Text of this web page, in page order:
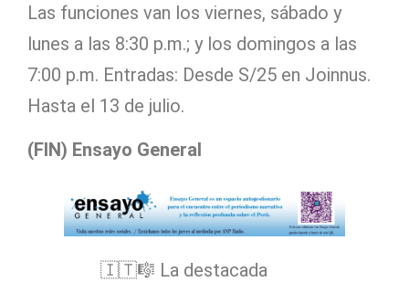
Las funciones van los viernes, sábado y
lunes a las 8:30 p.m.; y los domingos a las
7:00 p.m. Entradas: Desde S/25 en Joinnus.
Hasta el 13 de julio.
(FIN) Ensayo General
🇮🇹🎼 La destacada